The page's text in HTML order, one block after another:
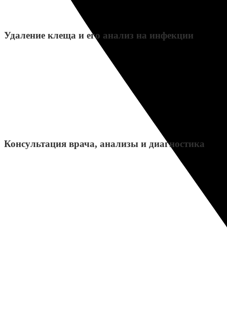
Удаление клеща и его анализ на инфекции
Консультация врача, анализы и диагностика